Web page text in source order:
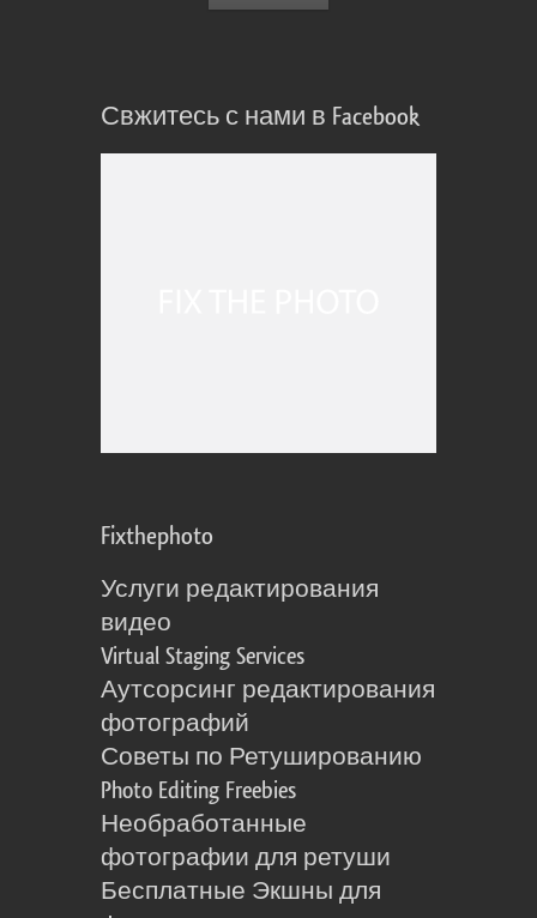
Свжитесь с нами в Facebook
Fixthephoto
Услуги редактирования
видео
Virtual Staging Services
Аутсорсинг редактирования
фотографий
Советы по Ретушированию
Photo Editing Freebies
Необработанные
фотографии для ретуши
Бесплатные Экшны для